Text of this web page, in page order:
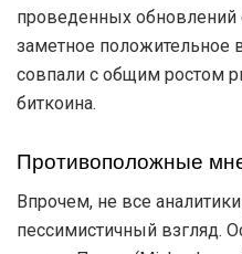
проведенных обновлений
заметное положительное
совпали с общим ростом
биткоина.
Противоположные
Впрочем, не все
пессимистичный взгляд.